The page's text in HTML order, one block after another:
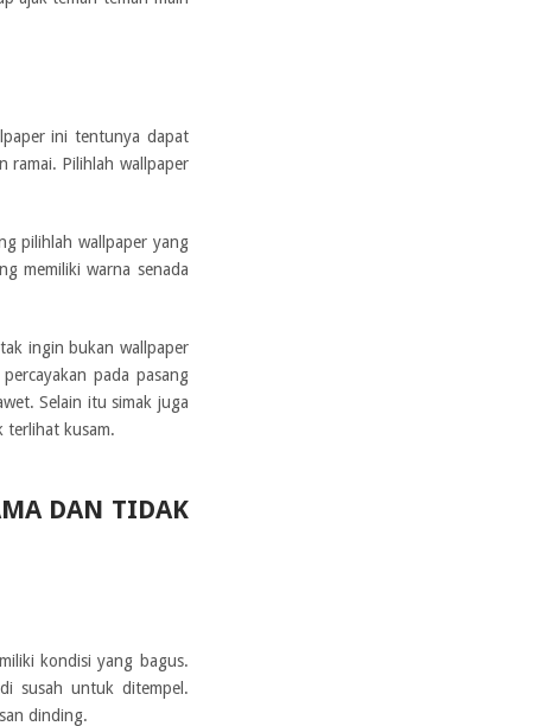
ini tentunya dapat
ramai. Pilihlah wallpaper
pilihlah wallpaper yang
memiliki warna senada
ingin bukan wallpaper
pada pasang
Selain itu simak juga
terlihat kusam.
DAN TIDAK
kondisi yang bagus.
susah untuk ditempel.
dinding.